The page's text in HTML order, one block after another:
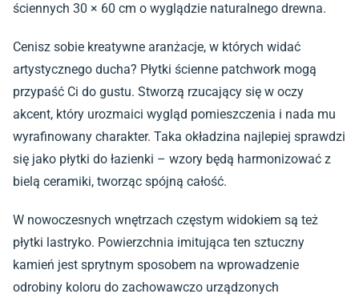
ściennych 30 × 60 cm o wyglądzie naturalnego drewna.
Cenisz sobie kreatywne aranżacje, w których widać
artystycznego ducha? Płytki ścienne patchwork mogą
przypaść Ci do gustu. Stworzą rzucający się w oczy
akcent, który urozmaici wygląd pomieszczenia i nada mu
wyrafinowany charakter. Taka okładzina najlepiej sprawdzi
się jako płytki do łazienki – wzory będą harmonizować z
bielą ceramiki, tworząc spójną całość.
W nowoczesnych wnętrzach częstym widokiem są też
płytki lastryko. Powierzchnia imitująca ten sztuczny
kamień jest sprytnym sposobem na wprowadzenie
odrobiny koloru do zachowawczo urządzonych